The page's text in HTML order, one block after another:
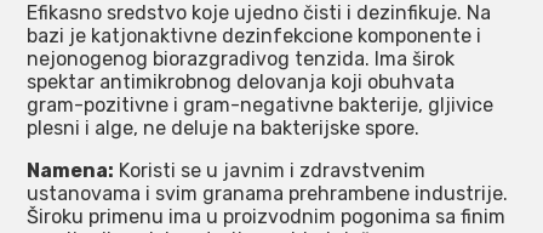
Efikasno sredstvo koje ujedno čisti i dezinfikuje. Na
bazi je katjonaktivne dezinfekcione komponente i
nejonogenog biorazgradivog tenzida. Ima širok
spektar antimikrobnog delovanja koji obuhvata
gram-pozitivne i gram-negativne bakterije, gljivice
plesni i alge, ne deluje na bakterijske spore.
Namena: Koristi se u javnim i zdravstvenim
ustanovama i svim granama prehrambene industrije.
Široku primenu ima u proizvodnim pogonima sa finim